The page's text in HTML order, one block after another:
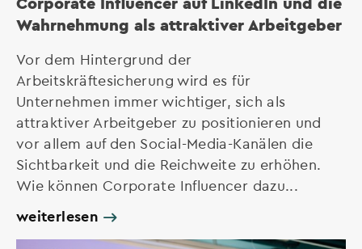
Wahrnehmung als attraktiver Arbeitgeber
Vor dem Hintergrund der
Arbeitskräftesicherung wird es für
Unternehmen immer wichtiger, sich als
attraktiver Arbeitgeber zu positionieren und
vor allem auf den Social-Media-Kanälen die
Sichtbarkeit und die Reichweite zu erhöhen.
Wie können Corporate Influencer dazu...
weiterlesen